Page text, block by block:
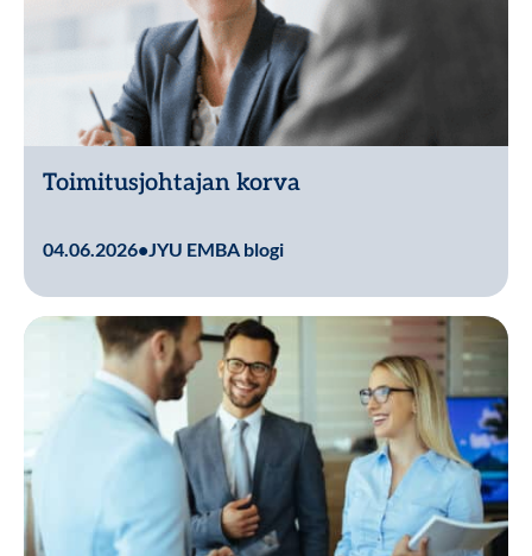
Toimitusjohtajan korva
04.06.2026•JYU EMBA blogi